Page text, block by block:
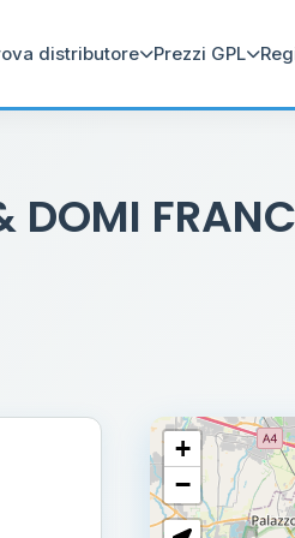
distributore Prezzi GPL
DOMI
+
−